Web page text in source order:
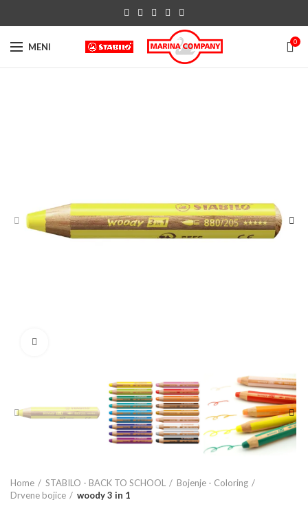
MENI 0
Home STABILO - BACK TO SCHOOL
Bojenje - Coloring
Drvene bojice
woody 3 in 1